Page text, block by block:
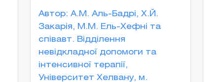
Автор: А.М. Аль-Бадрі, Х.Й.
Закарія, М.М. Ель-Хефні та
співавт. Відділення
невідкладної допомоги та
інтенсивної терапії,
Університет Хелвану, м.